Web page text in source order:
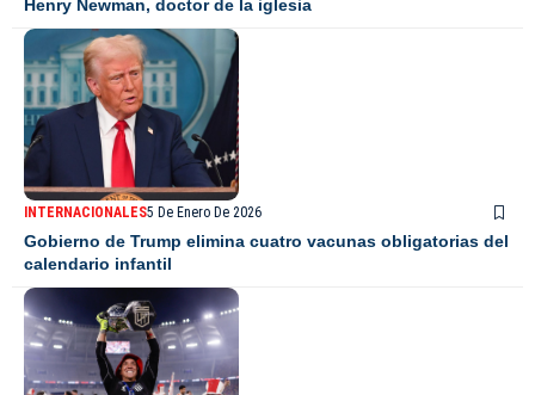
Henry Newman, doctor de la iglesia
INTERNACIONALES5 De Enero De 2026
Gobierno de Trump elimina cuatro vacunas obligatorias del
calendario infantil